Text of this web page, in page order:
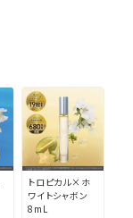
トロピカル×ホ
ワイトシャボン
8mL